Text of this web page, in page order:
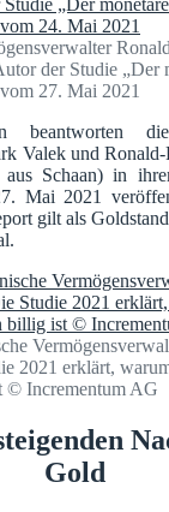
der Studie
27. Mai 2021
beantworten die
Valek und Ronald-
Schaan) in
Mai 2021
gilt als
2021 erklärt,
© Incrementum AG
Gold